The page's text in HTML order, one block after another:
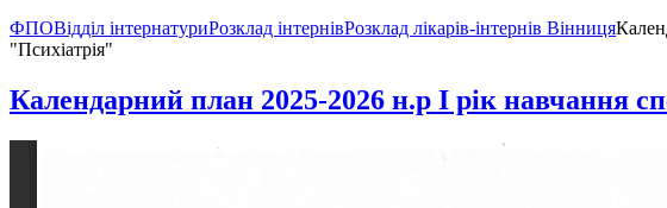
ФПОВідділ інтернатуриРозклад інтернівРозклад лікарів-інтернів Вінниця
"Психіатрія"
Календарний план 2025-2026 н.р І рік навчання